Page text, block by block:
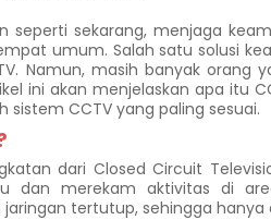
seperti sekarang, menjaga
umum. Salah satu solusi
Namun, masih banyak
ini akan menjelaskan apa itu
sistem CCTV yang paling sesuai.
dari Closed Circuit
dan merekam aktivitas di
jaringan tertutup, sehingga